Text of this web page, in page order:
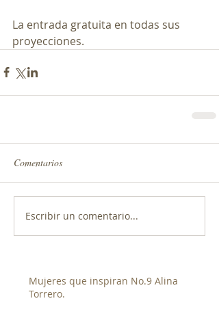
La entrada gratuita en todas sus
proyecciones.
Comentarios
Escribir un comentario...
Mujeres que inspiran No.9 Alina
Torrero.